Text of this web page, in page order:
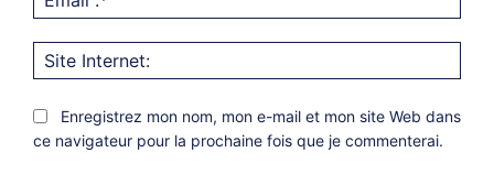
:*
Enregistrez mon nom, mon e-mail et mon site Web dans
ce navigateur pour la prochaine fois que je commenterai.